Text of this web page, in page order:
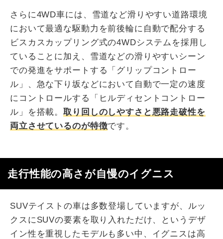
さらに4WD車には、雪道など滑りやすい道路環境
において最適な駆動力を前後輪に自動で配分する
ビスカスカップリング式の4WDシステムを採用し
ていることに加え、雪道などの滑りやすいシーン
での発進をサポートする「グリップコントロー
ル」、急な下り坂などにおいて自動で一定の速度
にコントロールする「ヒルディセントコントロー
ル」を搭載。取り回しのしやすさと悪路走破性を
両立させているのが特徴です。
走行性能の高さが自慢のイグニス
SUVテイストの車は多数登場していますが、ルッ
クスにSUVの要素を取り入れただけ、というデザ
イン性を重視したモデルも多い中、イグニスは高